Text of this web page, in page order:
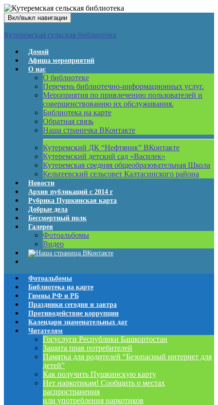
Вкл/выкл навигации
Кутеремская сельская библиотека
Домой
Афиша мероприятий
О нас
О библиотеке
Перечень библиотечно-информационных услуг.
Мероприятия по привлечению пользователей и
совершенствованию их обслуживания.
Библиотека на карте
Обратная связь
Наша страничка ВКонтакте
Кутеремский ДК “Нефтяник” ВКонтакте
Кутеремский детский сад «Василек»
Кутеремская средняя общеобразовательная Школа
Кельтеевский сельсовет Калтасинского района
Новости
Архив публикаций с 2014 г
Рубрика Пушкинская карта
Добрые дела
Бессмертный полк
Галерея
Фотоальбомы
Видео
Фотоальбомы
Библиотека на карте
Гимны РФ и РБ
Праздники сегодня и завтра
Противодействие коррупции
Календари знаменательных дат
Читателям
Госуслуги Республики Башкортостан
Защита прав потребителей
Памятка для родителей “Безопасный интернет для
детей”
Как получить Пушкинскую карту
Нет наркотикам! Сообщить о местах
распространения
или употребления наркотиков